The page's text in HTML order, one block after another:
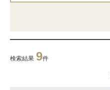
検索結果 9件